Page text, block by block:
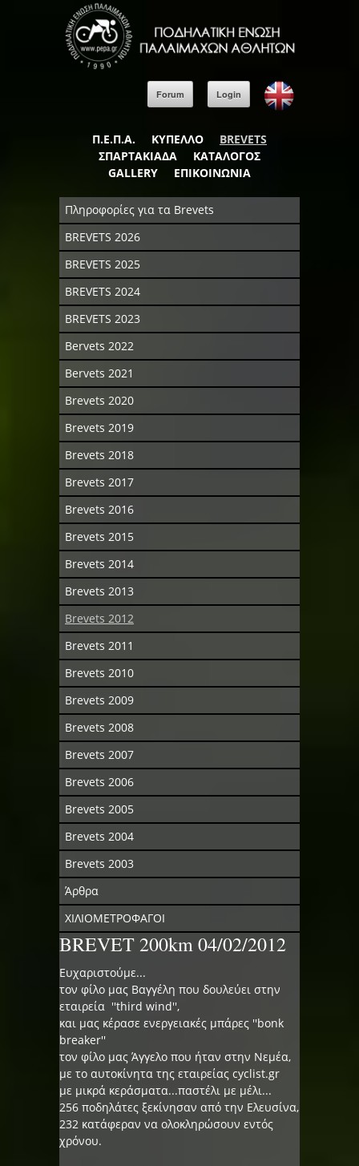
Forum Login
Π.Ε.Π.Α. ΚΥΠΕΛΛΟ
BREVETS
ΣΠΑΡΤΑΚΙΑΔΑ
ΚΑΤΑΛΟΓΟΣ
GALLERY
ΕΠΙΚΟΙΝΩΝΙΑ
Πληροφορίες για τα Brevets
BREVETS 2026
BREVETS 2025
BREVETS 2024
BREVETS 2023
Bervets 2022
Bervets 2021
Brevets 2020
Brevets 2019
Brevets 2018
Brevets 2017
Brevets 2016
Brevets 2015
Brevets 2014
Brevets 2013
Brevets 2012
Brevets 2011
Brevets 2010
Brevets 2009
Brevets 2008
Brevets 2007
Brevets 2006
Brevets 2005
Brevets 2004
Brevets 2003
Άρθρα
ΧΙΛΙΟΜΕΤΡΟΦΑΓΟΙ
BREVET 200km 04/02/2012
Ευχαριστούμε...
τον φίλο μας Βαγγέλη που δουλεύει στην
εταιρεία ''third wind'',
και μας κέρασε ενεργειακές μπάρες ''bonk
breaker''
τον φίλο μας Άγγελο που ήταν στην Νεμέα,
με το αυτοκίνητα της εταιρείας cyclist.gr
με μικρά κεράσματα...παστέλι με μέλι...
256 ποδηλάτες ξεκίνησαν από την Ελευσίνα,
232 κατάφεραν να ολοκληρώσουν εντός
χρόνου.